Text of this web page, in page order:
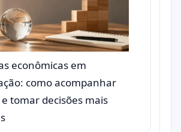
econômicas em
como acompanhar
tomar decisões mais